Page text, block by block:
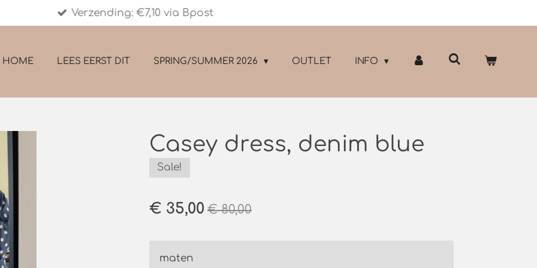
Verzending: €7,10 via Bpost
HOME LEES EERST DIT SPRING/SUMMER 2026 OUTLET INFO
Casey dress, denim blue
Sale!
€ 35,00 € 80,00
maten